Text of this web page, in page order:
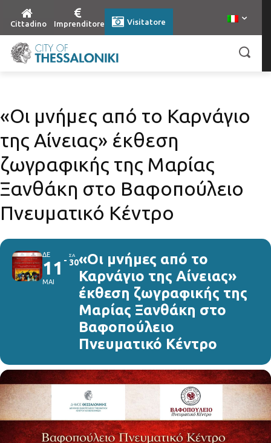
Cittadino Imprenditore Visitatore
«Οι μνήμες από το Καρνάγιο
της Αίνειας» έκθεση
ζωγραφικής της Μαρίας
Ξανθάκη στο Βαφοπούλειο
Πνευματικό Κέντρο
ΔΕ
11
ΜΑΙ
ΣΑ
30«Οι μνήμες από το
Καρνάγιο της Αίνειας»
έκθεση ζωγραφικής της
Μαρίας Ξανθάκη στο
Βαφοπούλειο
Πνευματικό Κέντρο